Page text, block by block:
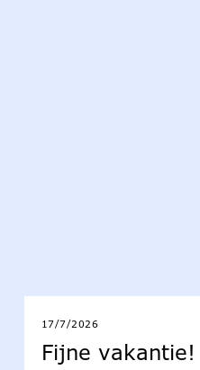
17/7/2026
Fijne vakantie!